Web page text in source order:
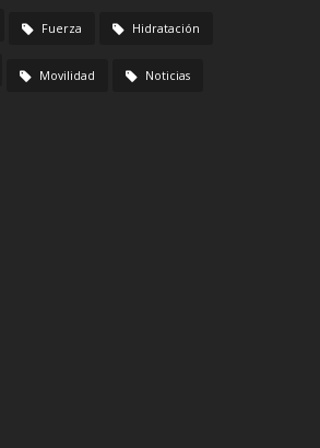
Fuerza Hidratación
Movilidad Noticias